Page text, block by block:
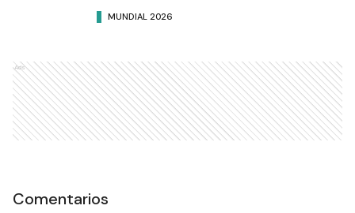
MUNDIAL 2026
Ads
Comentarios